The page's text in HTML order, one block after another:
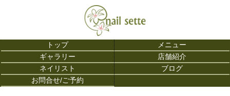
トップ
メニュー
ギャラリー
店舗紹介
ネイリスト
ブログ
お問合せ/ご予約